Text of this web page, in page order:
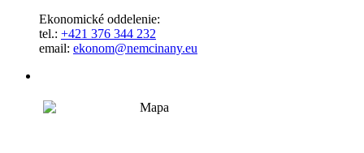
Ekonomické oddelenie:
tel.: +421 376 344 232
email: ekonom@nemcinany.eu